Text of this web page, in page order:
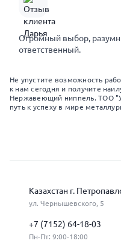
Огромный выбор,
ответственный.
Не упустите возможность
к нам сегодня и получите
Нержавеющий ниппель. ТОО
путь к успеху в мире
Казахстан г.
ул. Чернышевского, 5
+7 (7152) 64-18-03
Пн-Пт: 9:00-18:00